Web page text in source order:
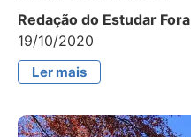
Redação do Estudar Fora
19/10/2020
Ler mais